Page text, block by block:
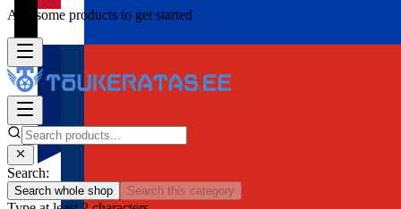
Add some products to get started
Search:
Search whole shop Search this category